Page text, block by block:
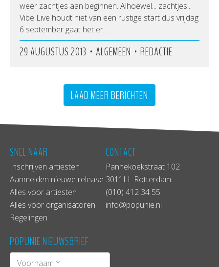
weer zachtjes aan beginnen. Alhoewel... zachtjes...
Vibe Live houdt niet van een rustige start dus vrijdag
6 september gaat het er…
29 AUGUSTUS 2013 • ALGEMEEN • REDACTIE
LAAD MEER BERICHTEN
SNEL NAAR
Inschrijven artiesten
Aanmelden nieuwe release
Alles voor artiesten
Alles voor organisatoren
Regelingen
CONTACT
Pannekoekstraat 102
3011LL Rotterdam
(010) 412 34 55
info@popunie.nl
POPUNIE NIEUWSBRIEF